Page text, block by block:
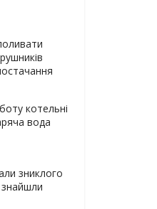
котельні
вода
зниклого
знайшли